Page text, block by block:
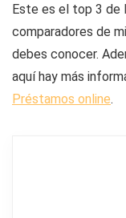
Este es el top 3 de
comparadores de
debes conocer.
aquí hay más
Préstamos online.